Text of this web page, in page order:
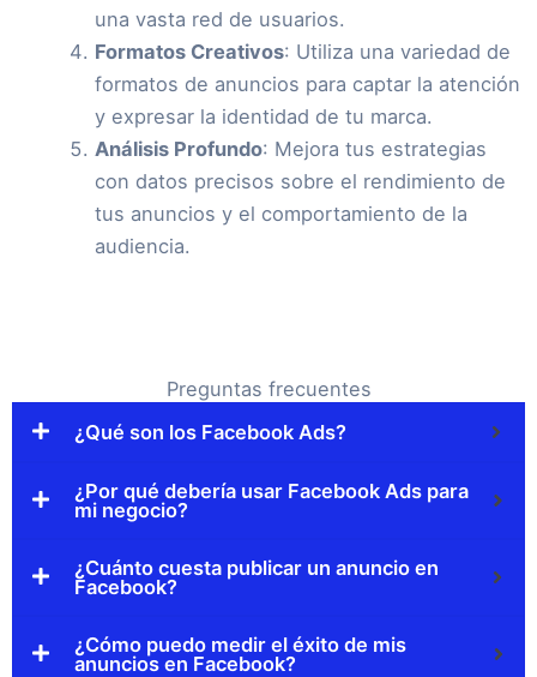
una vasta red de usuarios.
Formatos Creativos: Utiliza una variedad de
formatos de anuncios para captar la atención
y expresar la identidad de tu marca.
Análisis Profundo: Mejora tus estrategias
con datos precisos sobre el rendimiento de
tus anuncios y el comportamiento de la
audiencia.
Preguntas frecuentes
¿Qué son los Facebook Ads?
¿Por qué debería usar Facebook Ads para
mi negocio?
¿Cuánto cuesta publicar un anuncio en
Facebook?
¿Cómo puedo medir el éxito de mis
anuncios en Facebook?